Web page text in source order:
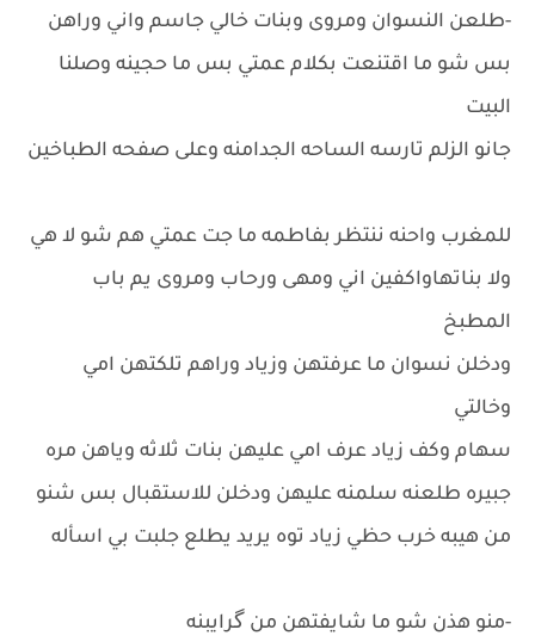
-طلعن النسوان ومروى وبنات خالي جاسم واني وراهن
بس شو ما اقتنعت بكلام عمتي بس ما حجينه وصلنا
البيت
جانو الزلم تارسه الساحه الجدامنه وعلى صفحه الطباخين
للمغرب واحنه ننتظر بفاطمه ما جت عمتي هم شو لا هي
ولا بناتهاواكفين اني ومهى ورحاب ومروى يم باب
المطبخ
ودخلن نسوان ما عرفتهن وزياد وراهم تلكتهن امي
وخالتي
سهام وكف زياد عرف امي عليهن بنات ثلاثه وياهن مره
جبيره طلعنه سلمنه عليهن ودخلن للاستقبال بس شنو
من هيبه خرب حظي زياد توه يريد يطلع جلبت بي اسأله
-منو هذن شو ما شايفتهن من گرايبنه